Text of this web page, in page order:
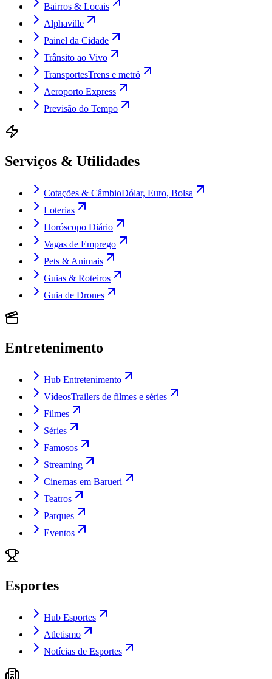
Bairros & Locais
Alphaville
Painel da Cidade
Trânsito ao Vivo
TransportesTrens e metrô
Aeroporto Express
Previsão do Tempo
Serviços & Utilidades
Cotações & CâmbioDólar, Euro, Bolsa
Loterias
Horóscopo Diário
Vagas de Emprego
Pets & Animais
Guias & Roteiros
Guia de Drones
Entretenimento
Hub Entretenimento
VídeosTrailers de filmes e séries
Filmes
Séries
Famosos
Streaming
Cinemas em Barueri
Teatros
Parques
Eventos
Esportes
Hub Esportes
Atletismo
Notícias de Esportes